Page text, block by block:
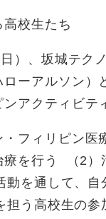
校生たち
）、坂城テク
ローアルソン
アクティビテ
フィリピン医
療を行う （2）
を通して、自
う高校生の参